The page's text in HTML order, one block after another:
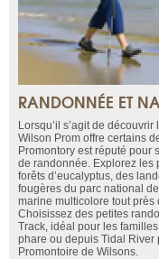
RANDONNÉE ET
Lorsqu’il s’agit de
Wilson Prom offre certains
Promontory est réputé pour
de randonnée. Explorez les
forêts d’eucalyptus, des
fougères du parc national
marine multicolore tout
Choisissez des petites
Track, idéal pour les
phare ou depuis Tidal River
Promontoire de Wilsons.